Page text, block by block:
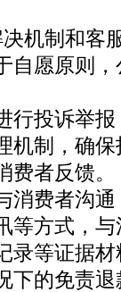
机制和客
自愿原则
行投诉举
机制，确
者反馈。
消费者沟
等方式，
录等证据材
下的免责